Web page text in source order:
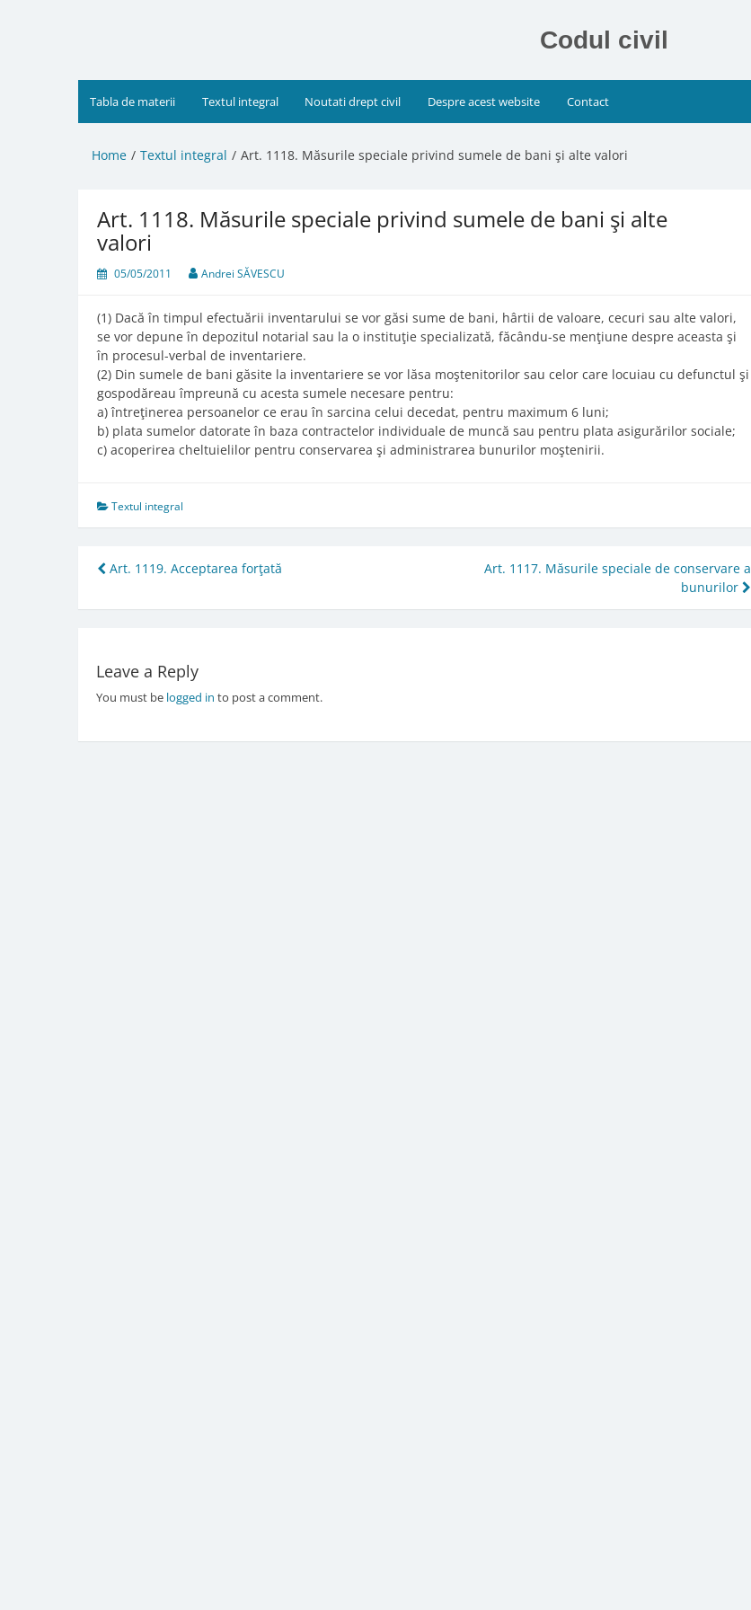
Codul civil
Tabla de materii Textul integral Noutati drept civil Despre acest website Contact
Home Textul integral Art. 1118. Măsurile speciale privind sumele de bani şi alte valori
Art. 1118. Măsurile speciale privind sumele de bani şi alte
valori
05/05/2011 Andrei SĂVESCU
(1) Dacă în timpul efectuării inventarului se vor găsi sume de bani, hârtii de valoare, cecuri sau alte valori,
se vor depune în depozitul notarial sau la o instituţie specializată, făcându-se menţiune despre aceasta şi
în procesul-verbal de inventariere.
(2) Din sumele de bani găsite la inventariere se vor lăsa moştenitorilor sau celor care locuiau cu defunctul şi
gospodăreau împreună cu acesta sumele necesare pentru:
a) întreţinerea persoanelor ce erau în sarcina celui decedat, pentru maximum 6 luni;
b) plata sumelor datorate în baza contractelor individuale de muncă sau pentru plata asigurărilor sociale;
c) acoperirea cheltuielilor pentru conservarea şi administrarea bunurilor moştenirii.
Textul integral
Post
navigation
Art. 1119. Acceptarea forţată
Art. 1117. Măsurile speciale de conservare a
bunurilor
Leave a Reply
You must be logged in to post a comment.